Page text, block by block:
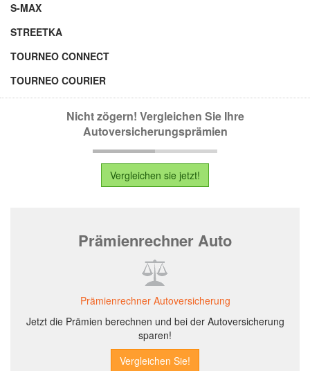
S-MAX
STREETKA
TOURNEO CONNECT
TOURNEO COURIER
Nicht zögern! Vergleichen Sie Ihre
Autoversicherungsprämien
Vergleichen sie jetzt!
Prämienrechner Auto
Prämienrechner Autoversicherung
Jetzt die Prämien berechnen und bei der Autoversicherung
sparen!